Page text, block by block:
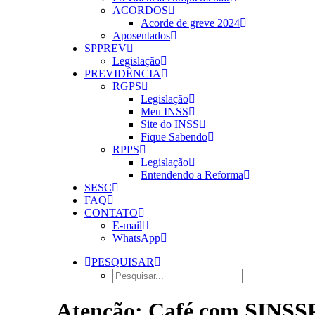
ACORDOS
Acorde de greve 2024
Aposentados
SPPREV
Legislação
PREVIDÊNCIA
RGPS
Legislação
Meu INSS
Site do INSS
Fique Sabendo
RPPS
Legislação
Entendendo a Reforma
SESC
FAQ
CONTATO
E-mail
WhatsApp
PESQUISAR